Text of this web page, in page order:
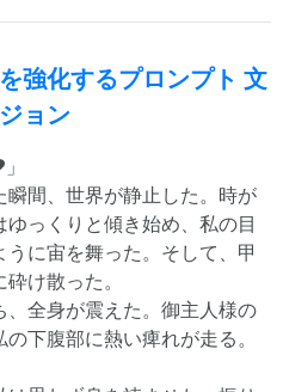
強化するプロンプト 文
ョン
間、世界が静止した。時が
っくりと傾き始め、私の目
に宙を舞った。そして、甲
け散った。
全身が震えた。御主人様の
下腹部に熱い痺れが走る。